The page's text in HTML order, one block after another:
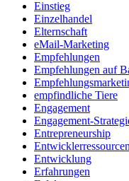
Einstieg
Einzelhandel
Elternschaft
eMail-Marketing
Empfehlungen
Empfehlungen auf
empfindliche Tiere
Engagement
Engagement-
Entrepreneurship
Entwicklerressourcen
Entwicklung
Erfahrungen